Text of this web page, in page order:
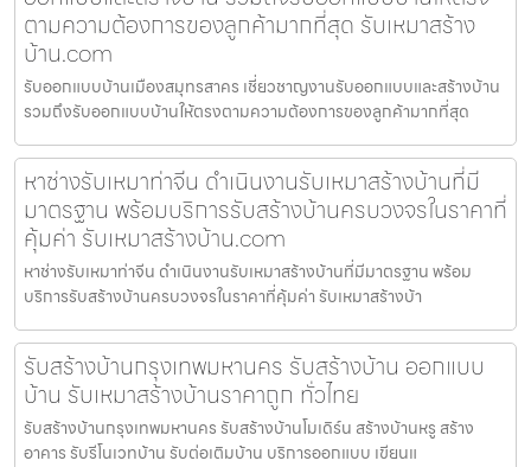
ตามความต้องการของลูกค้ามากที่สุด รับเหมาสร้าง
บ้าน.com
รับออกแบบบ้านเมืองสมุทรสาคร เชี่ยวชาญงานรับออกแบบและสร้างบ้าน
รวมถึงรับออกแบบบ้านให้ตรงตามความต้องการของลูกค้ามากที่สุด
หาช่างรับเหมาท่าจีน ดำเนินงานรับเหมาสร้างบ้านที่มี
มาตรฐาน พร้อมบริการรับสร้างบ้านครบวงจรในราคาที่
คุ้มค่า รับเหมาสร้างบ้าน.com
หาช่างรับเหมาท่าจีน ดำเนินงานรับเหมาสร้างบ้านที่มีมาตรฐาน พร้อม
บริการรับสร้างบ้านครบวงจรในราคาที่คุ้มค่า รับเหมาสร้างบ้า
รับสร้างบ้านกรุงเทพมหานคร รับสร้างบ้าน ออกแบบ
บ้าน รับเหมาสร้างบ้านราคาถูก ทั่วไทย
รับสร้างบ้านกรุงเทพมหานคร รับสร้างบ้านโมเดิร์น สร้างบ้านหรู สร้าง
อาคาร รับรีโนเวทบ้าน รับต่อเติมบ้าน บริการออกแบบ เขียนแ